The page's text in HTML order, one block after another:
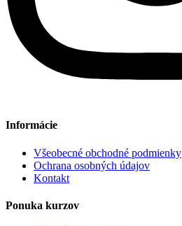
Informácie
Všeobecné obchodné podmienky
Ochrana osobných údajov
Kontakt
Ponuka kurzov